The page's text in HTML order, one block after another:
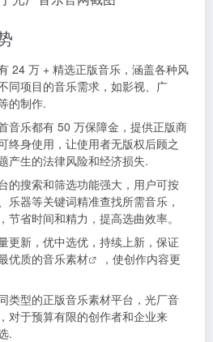
24 万 + 精选正版音乐，涵盖各种风
同项目的音乐需求，如影视、广
的制作.
音乐都有 50 万保障金，提供正版商
终身使用，让使用者无版权后顾之
产生的法律风险和经济损失.
的搜索和筛选功能强大，用户可按
乐器等关键词精准查找所需音乐，
节省时间和精力，提高选曲效率。
更新，优中选优，持续上新，保证
优质的音乐素材
，使创作内容更
类型的正版音乐素材平台，光厂音
对于预算有限的创作者和企业来
.